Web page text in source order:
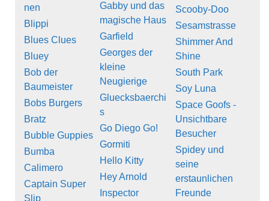
nen
Blippi
Blues Clues
Bluey
Bob der
Baumeister
Bobs Burgers
Bratz
Bubble Guppies
Bumba
Calimero
Captain Super
Slip
Gabby und das
magische Haus
Garfield
Georges der
kleine
Neugierige
Gluecksbaerchi
s
Go Diego Go!
Gormiti
Hello Kitty
Hey Arnold
Inspector
Scooby-Doo
Sesamstrasse
Shimmer And
Shine
South Park
Soy Luna
Space Goofs -
Unsichtbare
Besucher
Spidey und
seine
erstaunlichen
Freunde